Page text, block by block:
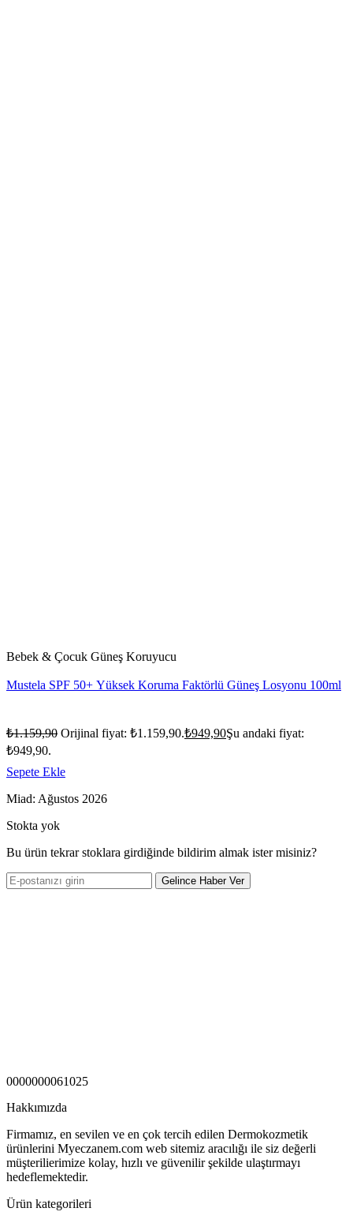
Bebek & Çocuk Güneş Koruyucu
Mustela SPF 50+ Yüksek Koruma Faktörlü Güneş Losyonu 100ml
₺1.159,90 Orijinal fiyat: ₺1.159,90.₺949,90Şu andaki fiyat:
₺949,90.
Sepete Ekle
Miad: Ağustos 2026
Stokta yok
Bu ürün tekrar stoklara girdiğinde bildirim almak ister misiniz?
Gelince Haber Ver
0000000061025
Hakkımızda
Firmamız, en sevilen ve en çok tercih edilen Dermokozmetik
ürünlerini Myeczanem.com web sitemiz aracılığı ile siz değerli
müşterilierimize kolay, hızlı ve güvenilir şekilde ulaştırmayı
hedeflemektedir.
Ürün kategorileri